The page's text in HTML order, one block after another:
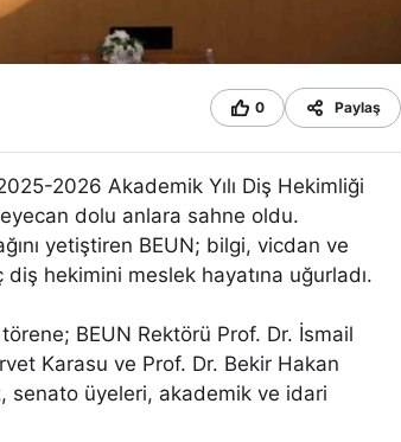
0 Paylaş
2026 Akademik Yılı Diş Hekimliği
dolu anlara sahne oldu.
yetiştiren BEUN; bilgi, vicdan ve
hekimini meslek hayatına uğurladı.
BEUN Rektörü Prof. Dr. İsmail
Karasu ve Prof. Dr. Bekir Hakan
senato üyeleri, akademik ve idari